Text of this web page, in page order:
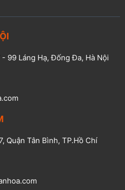
99 Láng Hạ, Đống Đa, Hà Nội
Quận Tân Bình, TP.Hồ Chí